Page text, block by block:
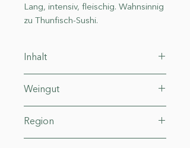
Lang, intensiv, fleischig. Wahnsinnig
zu Thunfisch-Sushi.
Inhalt
Weingut
Region